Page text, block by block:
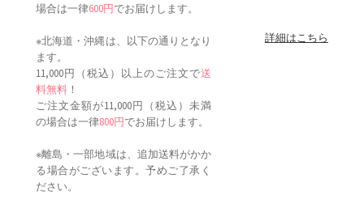
場合は一律600円でお届けします。
※北海道・沖縄は、以下の通りとなり
ます。
11,000円（税込）以上のご注文で送
料無料 ！
ご注文金額が11,000円（税込）未満
の場合は一律800円でお届けします。
※離島・一部地域は、追加送料がかか
る場合がございます。予めご了承く
ださい。
詳細はこちら